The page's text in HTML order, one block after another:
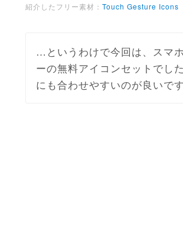
紹介したフリー素材： Touch Gesture Icons
…というわけで今回は、スマ
ーの無料アイコンセットでし
にも合わせやすいのが良いです